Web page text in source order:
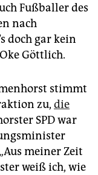
Fußballer des
nach
doch gar kein
Göttlich.
stimmt
zu, die
SPD war
meiner Zeit
weiß ich, wie